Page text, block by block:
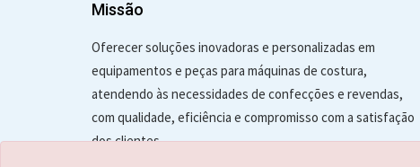
Missão
Oferecer soluções inovadoras e personalizadas em
equipamentos e peças para máquinas de costura,
atendendo às necessidades de confecções e revendas,
com qualidade, eficiência e compromisso com a satisfação
dos clientes.